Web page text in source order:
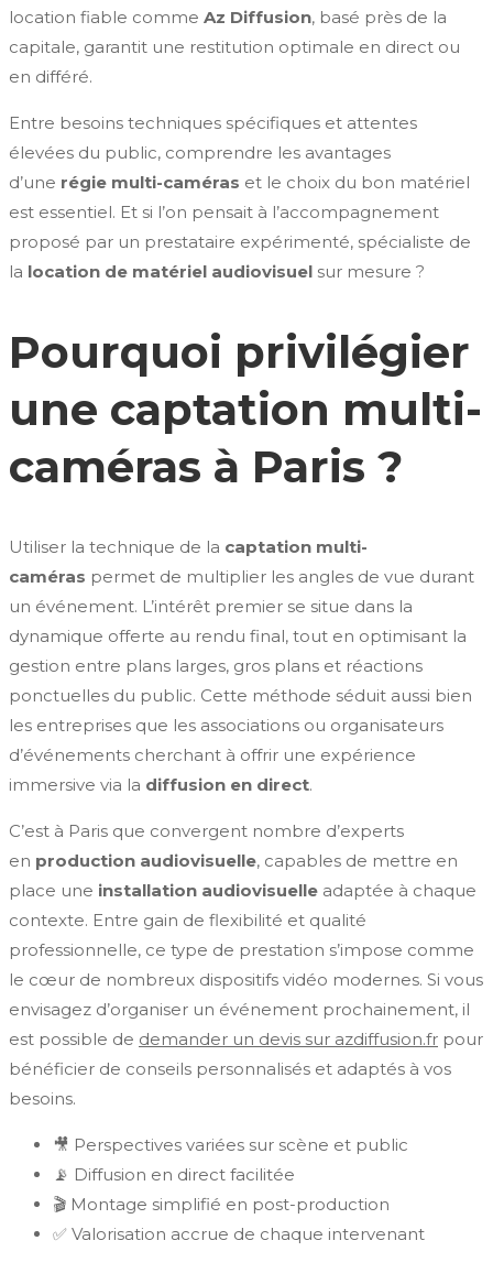
location fiable comme Az Diffusion, basé près de la
capitale, garantit une restitution optimale en direct ou
en différé.
Entre besoins techniques spécifiques et attentes
élevées du public, comprendre les avantages
d’une régie multi-caméras et le choix du bon matériel
est essentiel. Et si l’on pensait à l’accompagnement
proposé par un prestataire expérimenté, spécialiste de
la location de matériel audiovisuel sur mesure ?
Pourquoi privilégier
une captation multi-
caméras à Paris ?
Utiliser la technique de la captation multi-
caméras permet de multiplier les angles de vue durant
un événement. L’intérêt premier se situe dans la
dynamique offerte au rendu final, tout en optimisant la
gestion entre plans larges, gros plans et réactions
ponctuelles du public. Cette méthode séduit aussi bien
les entreprises que les associations ou organisateurs
d’événements cherchant à offrir une expérience
immersive via la diffusion en direct.
C’est à Paris que convergent nombre d’experts
en production audiovisuelle, capables de mettre en
place une installation audiovisuelle adaptée à chaque
contexte. Entre gain de flexibilité et qualité
professionnelle, ce type de prestation s’impose comme
le cœur de nombreux dispositifs vidéo modernes. Si vous
envisagez d’organiser un événement prochainement, il
est possible de demander un devis sur azdiffusion.fr pour
bénéficier de conseils personnalisés et adaptés à vos
besoins.
🎥 Perspectives variées sur scène et public
📡 Diffusion en direct facilitée
🎬 Montage simplifié en post-production
✅ Valorisation accrue de chaque intervenant